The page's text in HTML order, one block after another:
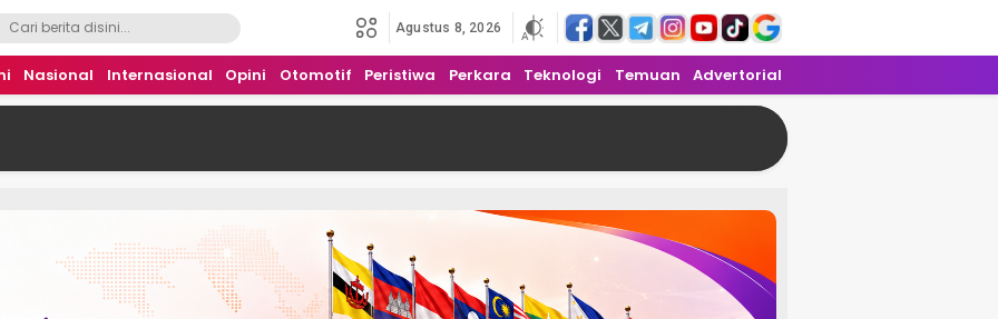
Agustus 8, 2026
Nasional Internasional Opini Otomotif Peristiwa Perkara Teknologi Temuan Advertorial